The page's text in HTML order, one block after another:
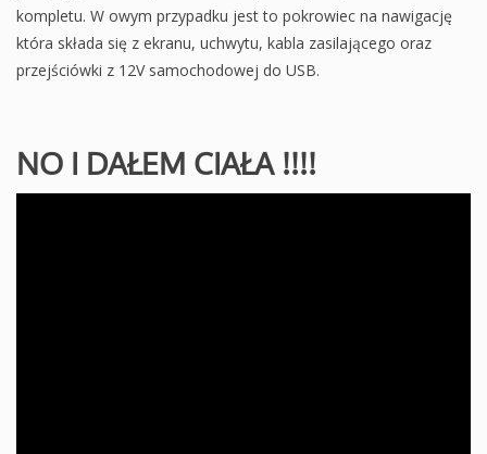
kompletu. W owym przypadku jest to pokrowiec na nawigację
która składa się z ekranu, uchwytu, kabla zasilającego oraz
przejściówki z 12V samochodowej do USB.
NO I DAŁEM CIAŁA !!!!